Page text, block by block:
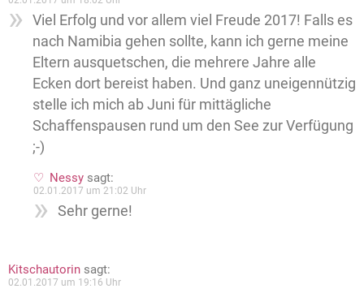
Viel Erfolg und vor allem viel Freude 2017! Falls es
nach Namibia gehen sollte, kann ich gerne meine
Eltern ausquetschen, die mehrere Jahre alle
Ecken dort bereist haben. Und ganz uneigennützig
stelle ich mich ab Juni für mittägliche
Schaffenspausen rund um den See zur Verfügung
;-)
Nessy sagt:
02.01.2017 um 21:02 Uhr
Sehr gerne!
Kitschautorin sagt:
02.01.2017 um 19:16 Uhr